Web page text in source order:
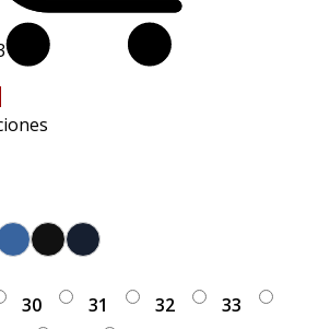
30 31 32
33